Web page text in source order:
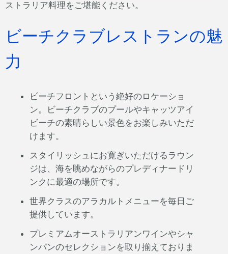
ストラリア料理をご堪能ください。
ビーチクラブレストランの魅
力
ビーチフロントという絶好のロケーショ
ン。ビーチクラブのプールやキャッツアイ
ビーチの素晴らしい景色をお楽しみいただ
けます。
スタイリッシュにお寛ぎいただけるラウン
ジは、海を眺めながらのプレディナードリ
ンクに最適の場所です。
世界クラスのアラカルトメニューを毎日ご
提供しています。
プレミアムオーストラリアンワインやシャ
ンパンのセレクションを取り揃えておりま